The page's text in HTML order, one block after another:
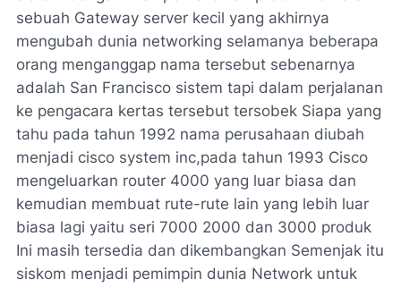
sebuah Gateway server kecil yang akhirnya
mengubah dunia networking selamanya beberapa
orang menganggap nama tersebut sebenarnya
adalah San Francisco sistem tapi dalam perjalanan
ke pengacara kertas tersebut tersobek Siapa yang
tahu pada tahun 1992 nama perusahaan diubah
menjadi cisco system inc,pada tahun 1993 Cisco
mengeluarkan router 4000 yang luar biasa dan
kemudian membuat rute-rute lain yang lebih luar
biasa lagi yaitu seri 7000 2000 dan 3000 produk
Ini masih tersedia dan dikembangkan Semenjak itu
siskom menjadi pemimpin dunia Network untuk